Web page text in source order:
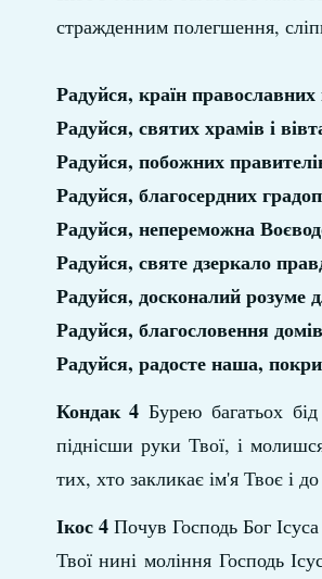
стражденним полегшення,
Радуйся, країн православних
Радуйся, святих храмів і
Радуйся, побожних
Радуйся, благосердних
Радуйся, непереможна
Радуйся, святе дзеркало
Радуйся, досконалий розуме
Радуйся, благословення
Радуйся, радосте наша,
Кондак 4 Бурею багатьох
піднісши руки Твої, і
тих, хто закликає ім'я Твоє і
Ікос 4Почув Господь Бог
Твої нині моління Господь